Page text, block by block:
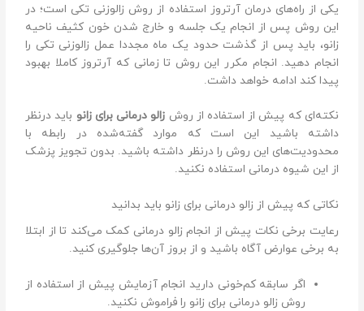
یکی از راه‌های درمان آرتروز استفاده از روش زالو‌زنی تکی است؛ در
این روش پس از انجام یک جلسه و خارج شدن خون کثیف ناحیه
زانو، باید پس از گذشت حدود یک ماه مجددا عمل زالو‌زنی تکی را
انجام دهید. انجام مکرر این روش تا زمانی که آرتروز کاملا بهبود
پیدا کند ادامه خواهد داشت.
نکته‌ای که پیش از استفاده از روش زالو درمانی برای زانو باید در‌نظر
داشته باشید این است که موارد گفته‌شده در رابطه با
محدودیت‌های این روش را در‌نظر داشته باشید. بدون تجویز پزشک
از این شیوه درمانی استفاده نکنید.
نکاتی که پیش از زالو درمانی برای زانو باید بدانید
رعایت برخی نکات پیش از انجام زالو درمانی کمک می‌کند تا از ابتلا‌
به برخی عوارض آگاه باشید و از بروز آن‌ها جلوگیری کنید.
اگر سابقه کم‌خونی دارید انجام آزمایش پیش از استفاده از
روش زالو درمانی برای زانو را فراموش نکنید.